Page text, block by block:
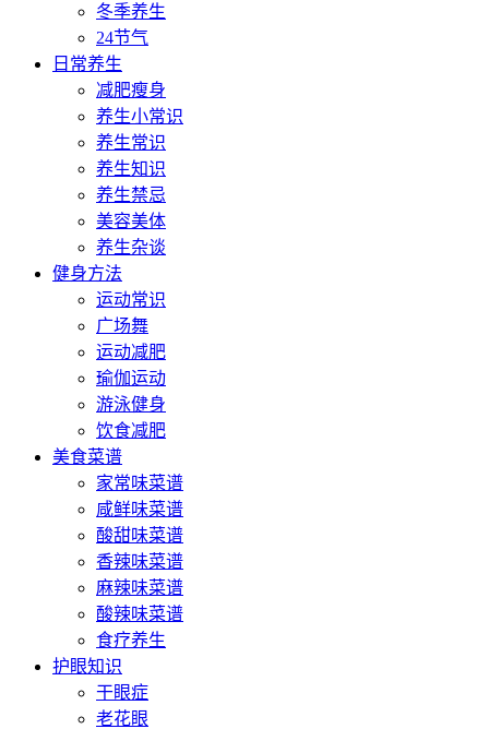
冬季养生
24节气
日常养生
减肥瘦身
养生小常识
养生常识
养生知识
养生禁忌
美容美体
养生杂谈
健身方法
运动常识
广场舞
运动减肥
瑜伽运动
游泳健身
饮食减肥
美食菜谱
家常味菜谱
咸鲜味菜谱
酸甜味菜谱
香辣味菜谱
麻辣味菜谱
酸辣味菜谱
食疗养生
护眼知识
干眼症
老花眼